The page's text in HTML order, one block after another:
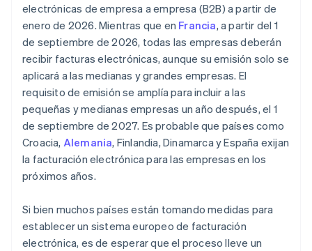
electrónicas de empresa a empresa (B2B) a partir de
enero de 2026. Mientras que en Francia, a partir del 1
de septiembre de 2026, todas las empresas deberán
recibir facturas electrónicas, aunque su emisión solo se
aplicará a las medianas y grandes empresas. El
requisito de emisión se amplía para incluir a las
pequeñas y medianas empresas un año después, el 1
de septiembre de 2027. Es probable que países como
Croacia, Alemania, Finlandia, Dinamarca y España exijan
la facturación electrónica para las empresas en los
próximos años.
Si bien muchos países están tomando medidas para
establecer un sistema europeo de facturación
electrónica, es de esperar que el proceso lleve un